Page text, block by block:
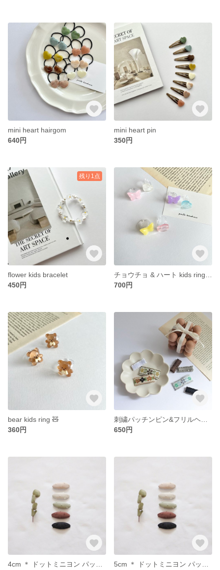
mini heart hairgom
640円
mini heart pin
350円
残り1点
flower kids bracelet
450円
700円
bear kids ring 🧸
360円
650円